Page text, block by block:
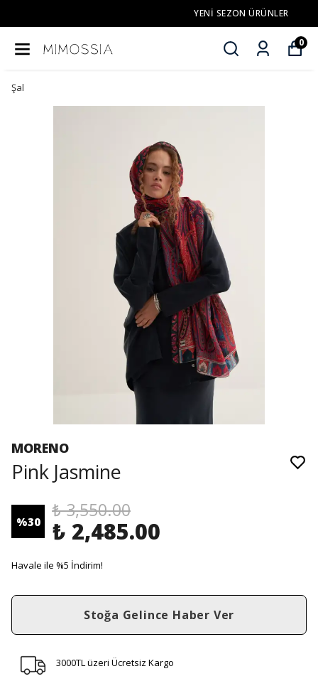
YENI SEZON ÜRÜNLER
0
Şal
MORENO
Pink Jasmine
%30
₺ 3,550.00
₺ 2,485.00
Havale ile %5 İndirim!
Stoğa Gelince Haber Ver
3000TL üzeri Ücretsiz Kargo